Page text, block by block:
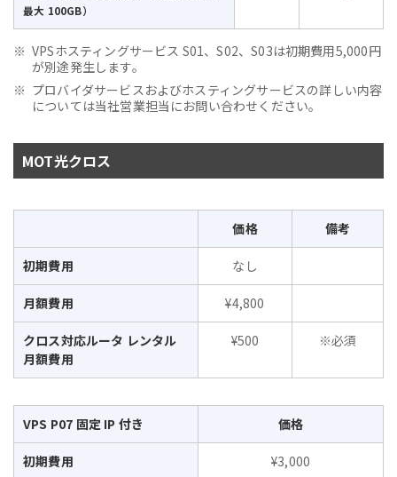
最大 100GB）
VPSホスティングサービス S01、S02、S03は初期費用5,000円
が別途発生します。
プロバイダサービスおよびホスティングサービスの詳しい内容
については当社営業担当にお問い合わせください。
MOT光クロス
価格 備考
初期費用 なし
月額費用 ¥4,800
クロス対応ルータ レンタル
月額費用
¥500 ※必須
VPS P07 固定 IP 付き 価格
初期費用 ¥3,000